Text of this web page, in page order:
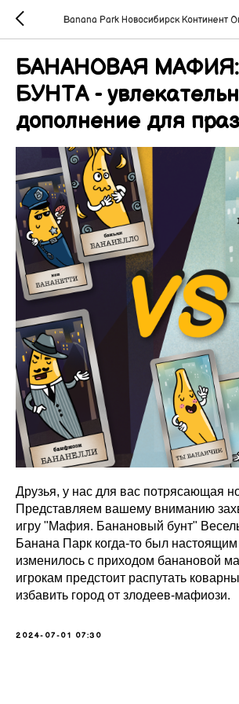
Banana Park Новосибирск Континент
БАНАНОВАЯ
БУНТА -
дополнение для
Друзья, у нас для вас потрясающая
Представляем вашему вниманию
игру "Мафия. Банановый бунт"
Банана Парк когда-то был
изменилось с приходом банановой
игрокам предстоит распутать
избавить город от злодеев-мафиози.
2024-07-01 07:30